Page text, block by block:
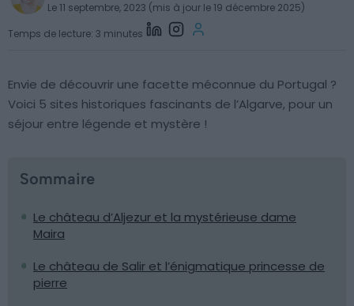
Le 11 septembre, 2023 (mis à jour le 19 décembre 2025)
Temps de lecture: 3 minutes
Envie de découvrir une facette méconnue du Portugal ?
Voici 5 sites historiques fascinants de l’Algarve, pour un
séjour entre légende et mystère !
Sommaire
Le château d’Aljezur et la mystérieuse dame
Maira
Le château de Salir et l’énigmatique princesse de
pierre